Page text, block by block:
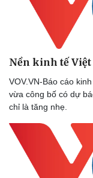
Nền kinh tế Việt
VOV.VN-Báo cáo
vừa công bố có dự
chỉ là tăng nhẹ.